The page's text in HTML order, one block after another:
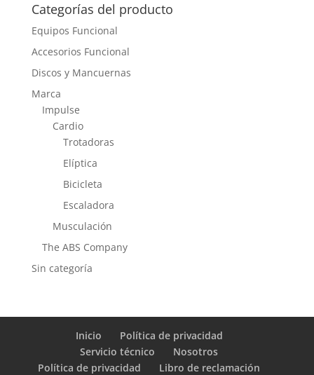
Categorías del producto
Equipos Funcional
Accesorios Funcional
Discos y Mancuernas
Marca
Impulse
Cardio
Trotadoras
Elíptica
Bicicleta
Escaladora
Musculación
The ABS Company
Sin categoría
Inicio
Política de privacidad
Servicio técnico
Nosotros
Política de privacidad
Libro de reclamación